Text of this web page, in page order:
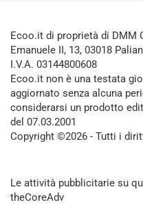
Ecoo.it di proprietà di DMM
Emanuele II, 13, 03018
I.V.A. 03144800608
Ecoo.it non è una testata
aggiornato senza alcuna
considerarsi un prodotto
del 07.03.2001
Copyright ©2026 - Tutti i
Le attività pubblicitarie su
theCoreAdv